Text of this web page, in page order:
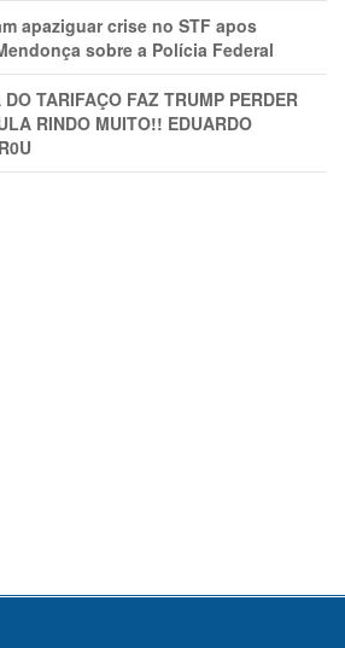
apaziguar crise no STF apos
sobre a Polícia Federal
TARIFAÇO FAZ TRUMP PERDER
RINDO MUITO!! EDUARDO